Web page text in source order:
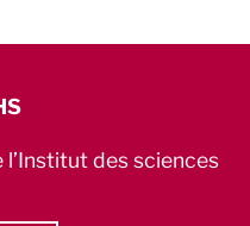
des sciences